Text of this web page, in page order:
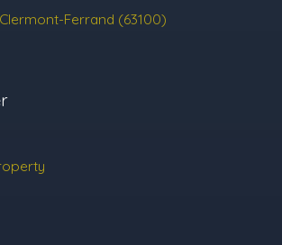
Ferrand (63100)